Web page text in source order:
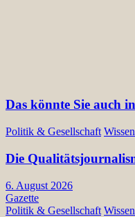
Das könnte Sie auch
Politik & Gesellschaft
Die
6. August 2026
Gazette
Politik & Gesellschaft